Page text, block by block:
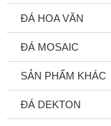
ĐÁ HOA VĂN
ĐÁ MOSAIC
SẢN PHẨM KHÁC
ĐÁ DEKTON